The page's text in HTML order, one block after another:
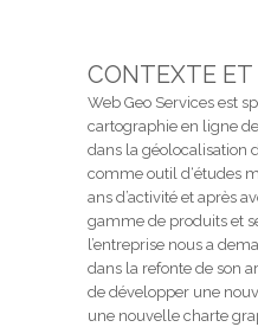
CONTEXTE ET
Web Geo Services est
cartographie en ligne
dans la géolocalisation
comme outil d‘études
ans d’activité et après
gamme de produits et
l’entreprise nous a
dans la refonte de son
de développer une
une nouvelle charte